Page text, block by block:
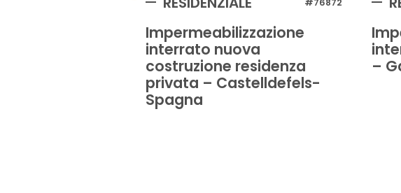
Impermeabilizzazione
interrato nuova
costruzione residenza
privata – Castelldefels-
Spagna
–